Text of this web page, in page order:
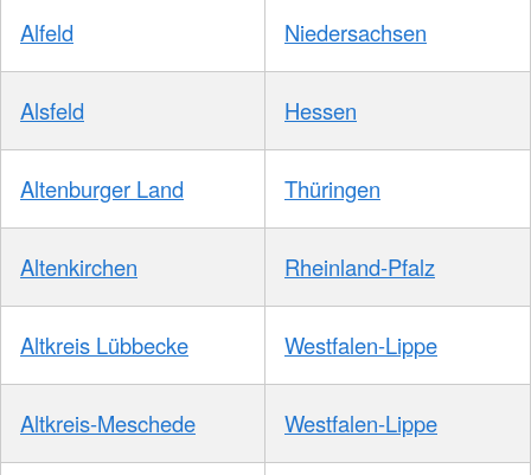
Alfeld Niedersachsen
Alsfeld Hessen
Altenburger Land Thüringen
Altenkirchen Rheinland-Pfalz
Altkreis Lübbecke Westfalen-Lippe
Altkreis-Meschede Westfalen-Lippe